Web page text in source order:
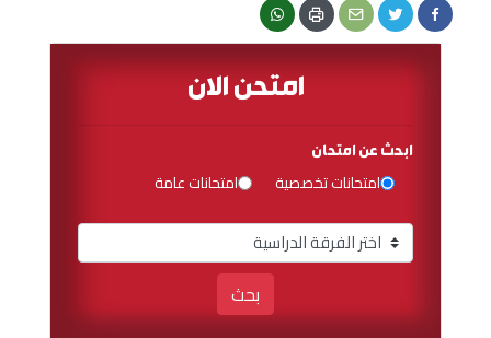
امتحن الان
ابحث عن امتحان
امتحانات تخصصية امتحانات عامة
بحث